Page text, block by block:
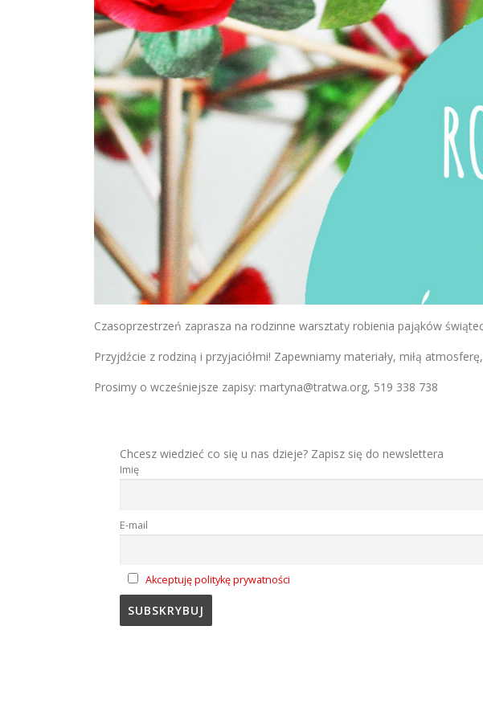
Czasoprzestrzeń zaprasza na rodzinne warsztaty robienia pająków
Przyjdźcie z rodziną i przyjaciółmi! Zapewniamy materiały, miłą
Prosimy o wcześniejsze zapisy: martyna@tratwa.org, 519 338 738
Chcesz wiedzieć co się u nas dzieje? Zapisz się do newslettera
Imię
E-mail
Akceptuję politykę prywatności